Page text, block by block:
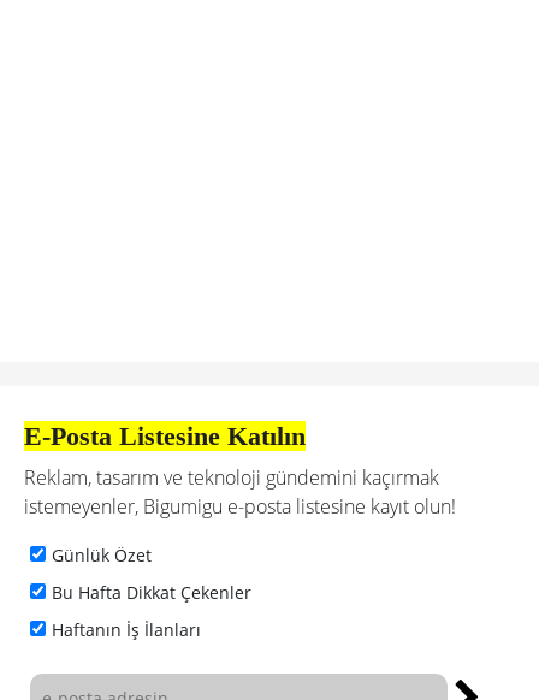
E-Posta Listesine Katılın
Reklam, tasarım ve teknoloji gündemini kaçırmak
istemeyenler, Bigumigu e-posta listesine kayıt olun!
Günlük Özet
Bu Hafta Dikkat Çekenler
Haftanın İş İlanları